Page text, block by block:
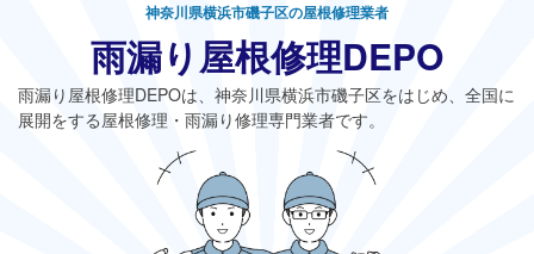
神奈川県横浜市磯子区の屋根修理業者
雨漏り屋根修理DEPO
雨漏り屋根修理DEPOは、神奈川県横浜市磯子区をはじめ、全国に
展開をする屋根修理・雨漏り修理専門業者です。